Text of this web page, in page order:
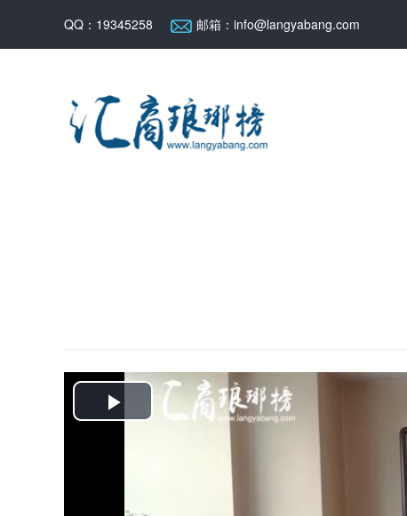
QQ：19345258 邮箱：info@langyabang.com
Play